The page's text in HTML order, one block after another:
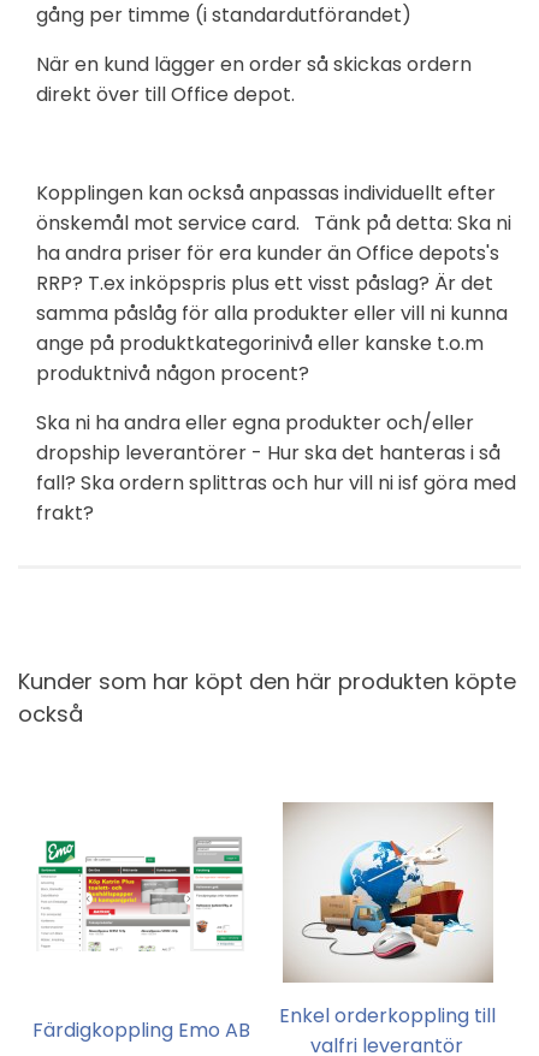
gång per timme (i standardutförandet)
När en kund lägger en order så skickas ordern
direkt över till Office depot.
Kopplingen kan också anpassas individuellt efter
önskemål mot service card. Tänk på detta: Ska ni
ha andra priser för era kunder än Office depots's
RRP? T.ex inköpspris plus ett visst påslag? Är det
samma påslåg för alla produkter eller vill ni kunna
ange på produktkategorinivå eller kanske t.o.m
produktnivå någon procent?
Ska ni ha andra eller egna produkter och/eller
dropship leverantörer - Hur ska det hanteras i så
fall? Ska ordern splittras och hur vill ni isf göra med
frakt?
Kunder som har köpt den här produkten köpte
också
Färdigkoppling Emo AB
Enkel orderkoppling till
valfri leverantör